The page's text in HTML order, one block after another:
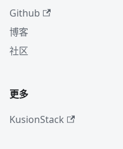
Github
博客
社区
更多
KusionStack